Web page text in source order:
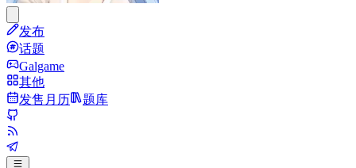
发布
话题
Galgame
其他
发售月历
题库